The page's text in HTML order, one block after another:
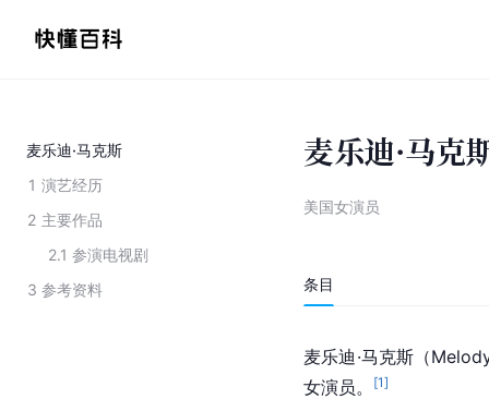
麦乐迪·马克斯
1 演艺经历
2 主要作品
2.1 参演电视剧
3 参考资料
麦乐迪·马克
美国女演员
条目
麦乐迪·马克斯（
女演员。
[1]